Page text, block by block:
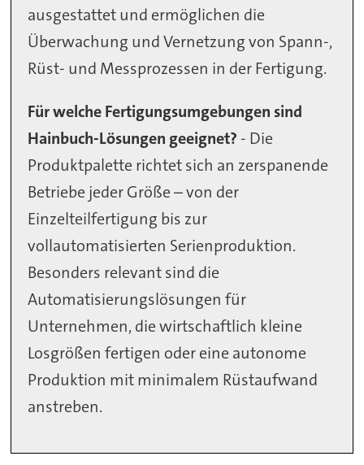
ausgestattet und ermöglichen die
Überwachung und Vernetzung von Spann-,
Rüst- und Messprozessen in der Fertigung.
Für welche Fertigungsumgebungen sind
Hainbuch-Lösungen geeignet? - Die
Produktpalette richtet sich an zerspanende
Betriebe jeder Größe – von der
Einzelteilfertigung bis zur
vollautomatisierten Serienproduktion.
Besonders relevant sind die
Automatisierungslösungen für
Unternehmen, die wirtschaftlich kleine
Losgrößen fertigen oder eine autonome
Produktion mit minimalem Rüstaufwand
anstreben.